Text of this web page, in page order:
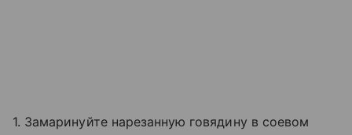
1. Замаринуйте нарезанную говядину в соевом